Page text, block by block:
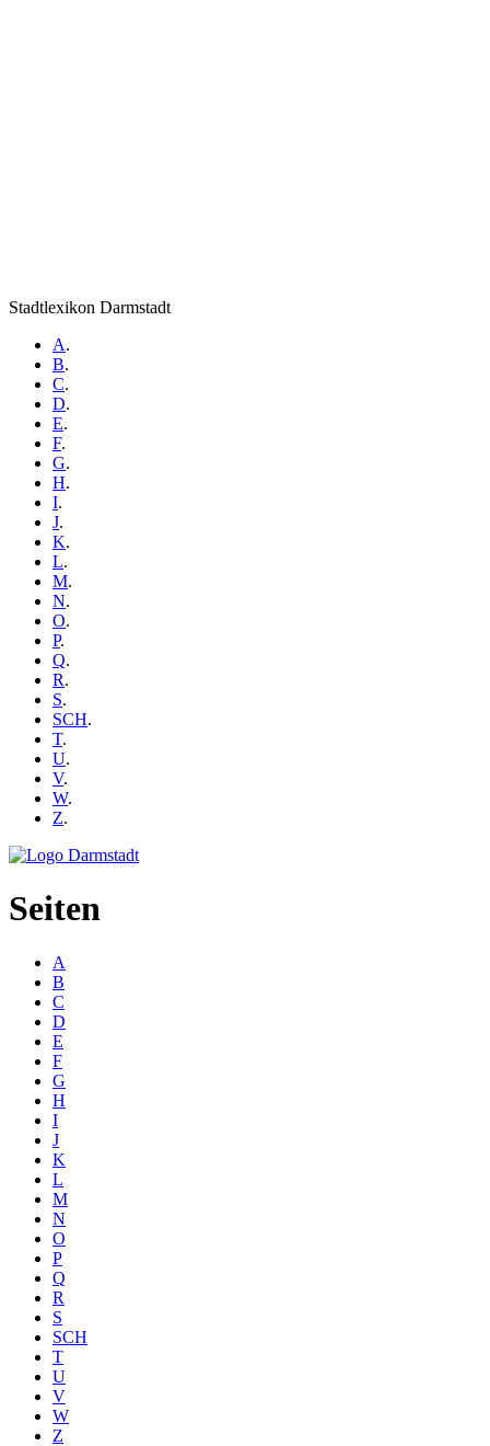
Stadtlexikon Darmstadt
A.
B.
C.
D.
E.
F.
G.
H.
I.
J.
K.
L.
M.
N.
O.
P.
Q.
R.
S.
SCH.
T.
U.
V.
W.
Z.
Seiten
A
B
C
D
E
F
G
H
I
J
K
L
M
N
O
P
Q
R
S
SCH
T
U
V
W
Z